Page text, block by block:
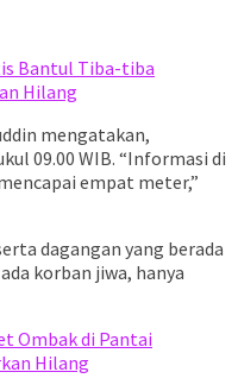
Bantul Tiba-tiba
Hilang
mengatakan,
09.00 WIB. “Informasi di
empat meter,”
dagangan yang berada
korban jiwa, hanya
Ombak di Pantai
Hilang